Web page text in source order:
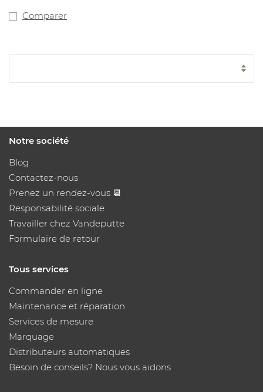
1045093). Ce modèle contient du texte français, à
Comparer
Notre société
Blog
Contactez-nous
Prenez un rendez-vous 📆
Responsabilité sociale
Travailler chez Vandeputte
Formulaire de retour
Tous services
Commander en ligne
Maintenance et réparation
Services de mesure
Marquage
Distributeurs automatiques
Besoin de conseils? Nous vous aidons